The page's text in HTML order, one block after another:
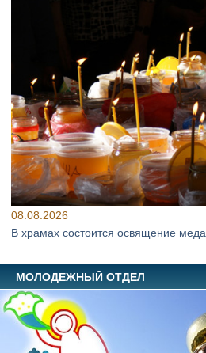
08.08.2026
В храмах состоится освящение меда
МОЛОДЕЖНЫЙ ОТДЕЛ